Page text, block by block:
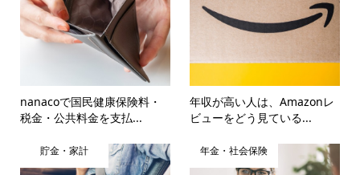
nanacoで国民健康保険料・
税金・公共料金を支払...
年収が高い人は、Amazonレ
ビューをどう見ている...
貯金・家計 年金・社会保険